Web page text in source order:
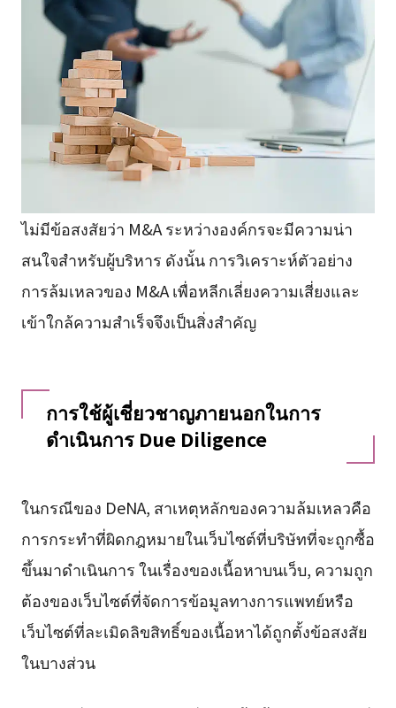
ไม่มีข้อสงสัยว่า M&A ระหว่างองค์กรจะมีความน่า
สนใจสำหรับผู้บริหาร ดังนั้น การวิเคราะห์ตัวอย่าง
การล้มเหลวของ M&A เพื่อหลีกเลี่ยงความเสี่ยงและ
เข้าใกล้ความสำเร็จจึงเป็นสิ่งสำคัญ
การใช้ผู้เชี่ยวชาญภายนอกในการ
ดำเนินการ Due Diligence
ในกรณีของ DeNA, สาเหตุหลักของความล้มเหลวคือ
การกระทำที่ผิดกฎหมายในเว็บไซต์ที่บริษัทที่จะถูกซื้อ
ขึ้นมาดำเนินการ ในเรื่องของเนื้อหาบนเว็บ, ความถูก
ต้องของเว็บไซต์ที่จัดการข้อมูลทางการแพทย์หรือ
เว็บไซต์ที่ละเมิดลิขสิทธิ์ของเนื้อหาได้ถูกตั้งข้อสงสัย
ในบางส่วน